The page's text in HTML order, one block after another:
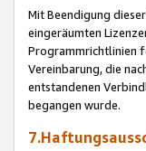
Mit Beendigung
eingeräumten
Programmrichtlinien
Vereinbarung, die
entstandenen
begangen wurde.